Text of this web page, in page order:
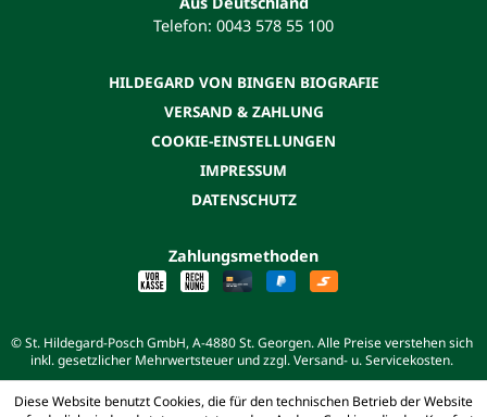
Telefon: 0043 578 55 100
HILDEGARD VON BINGEN BIOGRAFIE
VERSAND & ZAHLUNG
COOKIE-EINSTELLUNGEN
IMPRESSUM
DATENSCHUTZ
Zahlungsmethoden
© St. Hildegard-Posch GmbH, A-4880 St. Georgen. Alle Preise verstehen sich
inkl. gesetzlicher Mehrwertsteuer und zzgl. Versand- u. Servicekosten.
Diese Website benutzt Cookies, die für den technischen Betrieb der Website